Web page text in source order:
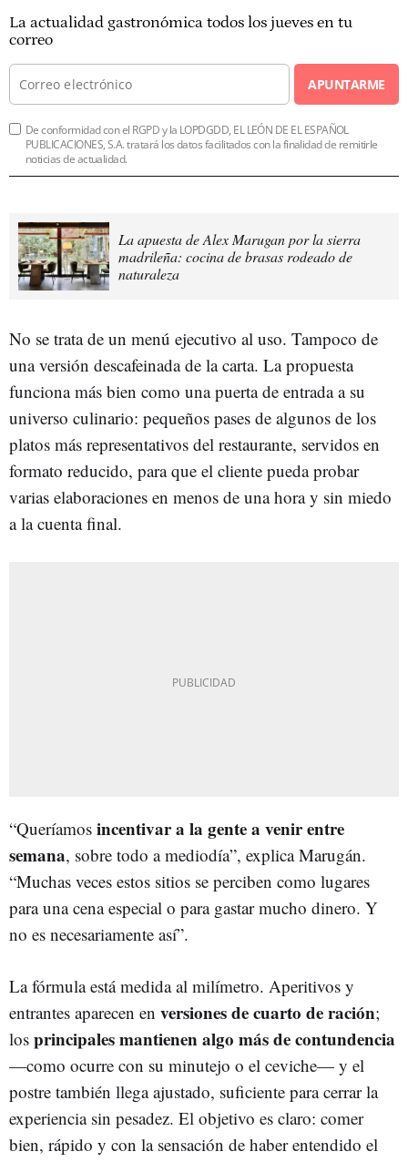
La actualidad gastronómica todos los jueves en tu
correo
APUNTARME
De conformidad con el RGPD y la LOPDGDD, EL LEÓN DE EL ESPAÑOL
PUBLICACIONES, S.A. tratará los datos facilitados con la finalidad de remitirle
noticias de actualidad.
La apuesta de Alex Marugan por la sierra
madrileña: cocina de brasas rodeado de
naturaleza
No se trata de un menú ejecutivo al uso. Tampoco de
una versión descafeinada de la carta. La propuesta
funciona más bien como una puerta de entrada a su
universo culinario: pequeños pases de algunos de los
platos más representativos del restaurante, servidos en
formato reducido, para que el cliente pueda probar
varias elaboraciones en menos de una hora y sin miedo
a la cuenta final.
“Queríamos incentivar a la gente a venir entre
semana, sobre todo a mediodía”, explica Marugán.
“Muchas veces estos sitios se perciben como lugares
para una cena especial o para gastar mucho dinero. Y
no es necesariamente así”.
La fórmula está medida al milímetro. Aperitivos y
entrantes aparecen en versiones de cuarto de ración;
los principales mantienen algo más de contundencia
—como ocurre con su minutejo o el ceviche— y el
postre también llega ajustado, suficiente para cerrar la
experiencia sin pesadez. El objetivo es claro: comer
bien, rápido y con la sensación de haber entendido el